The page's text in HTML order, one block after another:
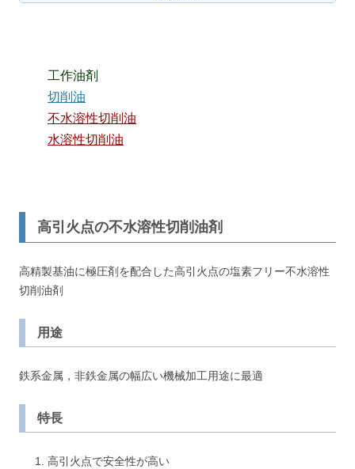
工作油剤
切削油
不水溶性切削油
水溶性切削油
高引火点の不水溶性切削油剤
高精製基油に極圧剤を配合した高引火点の塩素フリー不水溶性
切削油剤
用途
鉄系金属，非鉄金属の幅広い機械加工用途に最適
特長
高引火点で安全性が高い